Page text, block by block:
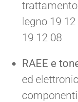
trattamento
legno 19
19 12 08
RAEE e
ed